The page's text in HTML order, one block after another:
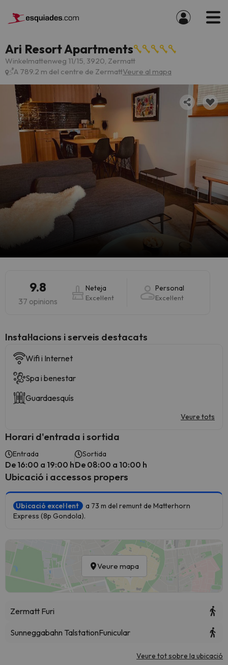
Ari Resort Apartments
Winkelmattenweg 11/15, 3920, Zermatt
A 789.2 m del centre de ZermattVeure al mapa
9.8
37 opinions
Neteja
Excel·lent
Personal
Excel·lent
Instal·lacions i serveis destacats
Wifi i Internet
Spa i benestar
Guardaesquís
Veure tots
Horari d'entrada i sortida
Entrada
De 16:00 a 19:00 h
Sortida
De 08:00 a 10:00 h
Ubicació i accessos propers
Ubicació excel·lent
a 73 m del remunt de Matterhorn
Express (8p Gondola).
Veure mapa
Zermatt Furi
Sunneggabahn TalstationFunicular
Veure tot sobre la ubicació